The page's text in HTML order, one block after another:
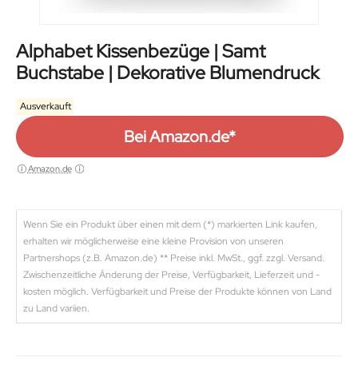
Alphabet Kissenbezüge | Samt
Buchstabe | Dekorative Blumendruck
Ausverkauft
Bei Amazon.de*
Amazon.de
Wenn Sie ein Produkt über einen mit dem (*) markierten Link kaufen,
erhalten wir möglicherweise eine kleine Provision von unseren
Partnershops (z.B. Amazon.de) ** Preise inkl. MwSt., ggf. zzgl. Versand.
Zwischenzeitliche Änderung der Preise, Verfügbarkeit, Lieferzeit und -
kosten möglich. Verfügbarkeit und Preise der Produkte können von Land
zu Land variien.